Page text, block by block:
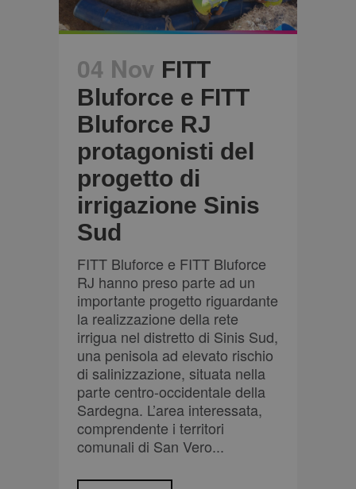
04 Nov FITT
Bluforce e FITT
Bluforce RJ
protagonisti del
progetto di
irrigazione Sinis
Sud
FITT Bluforce e FITT Bluforce
RJ hanno preso parte ad un
importante progetto riguardante
la realizzazione della rete
irrigua nel distretto di Sinis Sud,
una penisola ad elevato rischio
di salinizzazione, situata nella
parte centro-occidentale della
Sardegna. L’area interessata,
comprendente i territori
comunali di San Vero...